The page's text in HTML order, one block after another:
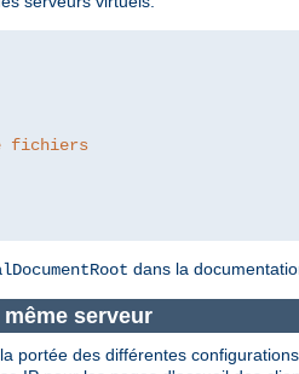
fichiers
dans la
serveur
portée des différentes